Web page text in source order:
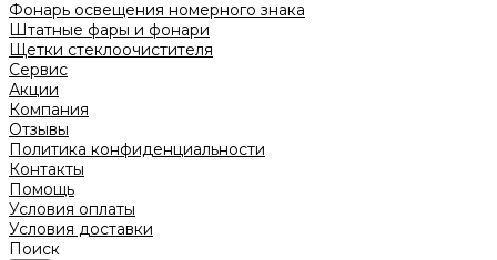
Фонарь освещения номерного знака
Штатные фары и фонари
Щетки стеклоочистителя
Сервис
Акции
Компания
Отзывы
Политика конфиденциальности
Контакты
Помощь
Условия оплаты
Условия доставки
Поиск